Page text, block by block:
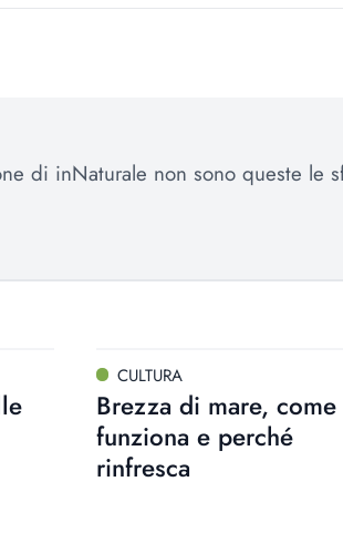
di inNaturale non sono queste
CULTURA
Brezza di mare, come
funziona e perché
rinfresca